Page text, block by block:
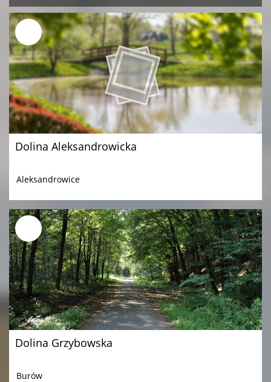
Dolina Aleksandrowicka
Aleksandrowice
Dolina Grzybowska
Burów